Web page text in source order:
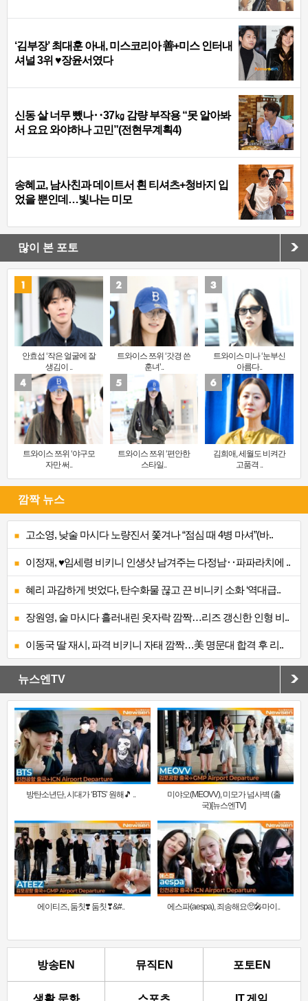
‘김부장’ 최대훈 아내, 미스코리아 善+미스 인터내
셔널 3위 ♥장윤서였다
신동 살 너무 뺐나‥37㎏ 감량 부작용 “못 알아봐
서 요요 와야하나 고민”(전현무계획4)
송혜교, 남사친과 데이트서 흰 티셔츠+청바지 입
었을 뿐인데…빛나는 미모
많이 본 포토
안효섭 ‘작은 얼굴에 잘
생김이 ..
트와이스 쯔위 ‘갓경 쓴
훈녀’..
트와이스 미나 ‘눈부신
아름다..
트와이스 쯔위 ‘야구모
자만 써..
트와이스 쯔위 ‘편안한
스타일..
김희애, 세월도 비켜간
고품격 ..
깜짝 뉴스
고소영, 낮술 마시다 노량진서 쫓겨나 “점심 때 4병 마셔”(바..
이정재, ♥임세령 비키니 인생샷 남겨주는 다정남‥파파라치에 ..
혜리 과감하게 벗었다, 탄수화물 끊고 끈 비니키 소화 ‘역대급..
장원영, 술 마시다 흘러내린 옷자락 깜짝…리즈 갱신한 인형 비..
이동국 딸 재시, 파격 비키니 자태 깜짝…美 명문대 합격 후 리..
뉴스엔TV
방탄소년단, 시대가 ‘BTS’ 원해🎵 ..
미야오(MEOVV), 미모가 넘사벽 (출
국)[뉴스엔TV]
에이티즈, 둠칫❣️ 둠칫❣&#.. 에스파(aespa), 죄송해요🥺🎤마이..
방송EN 뮤직EN 포토EN